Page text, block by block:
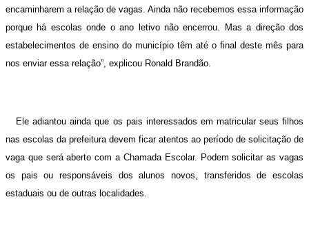
encaminharem a relação de vagas. Ainda não recebemos essa informação
porque há escolas onde o ano letivo não encerrou. Mas a direção dos
estabelecimentos de ensino do município têm até o final deste mês para
nos enviar essa relação”, explicou Ronald Brandão.
Ele adiantou ainda que os pais interessados em matricular seus filhos
nas escolas da prefeitura devem ficar atentos ao período de solicitação de
vaga que será aberto com a Chamada Escolar. Podem solicitar as vagas
os pais ou responsáveis dos alunos novos, transferidos de escolas
estaduais ou de outras localidades.